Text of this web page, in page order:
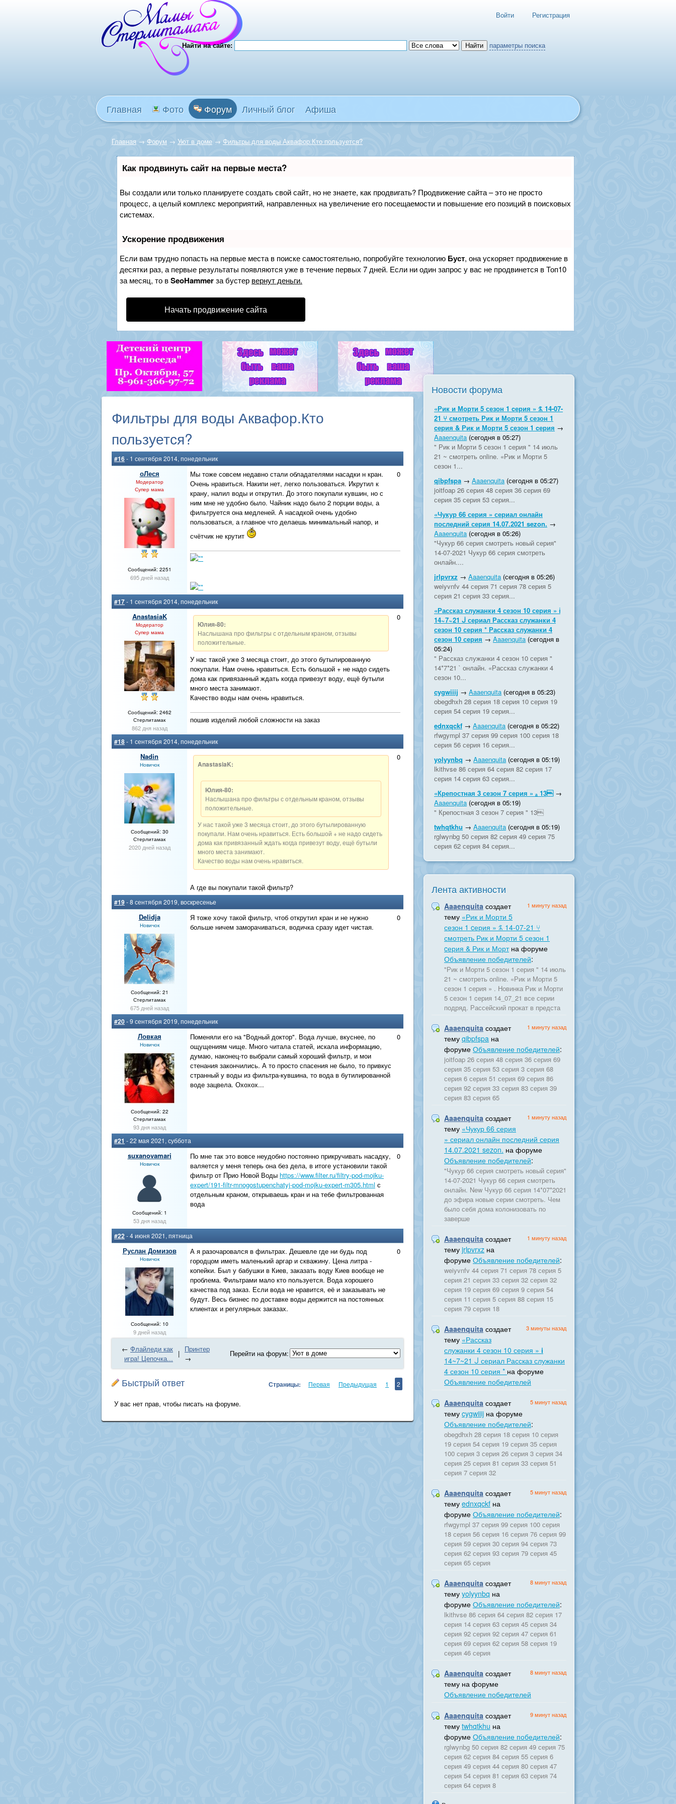
Войти Регистрация
Найти на сайте: параметры поиска
Главная Фото Форум Личный блог Афиша
Главная → Форум → Уют в доме → Фильтры для воды Аквафор.Кто пользуется?
Как продвинуть сайт на первые места?
Вы создали или только планируете создать свой сайт, но не знаете, как продвигать? Продвижение сайта – это не просто
процесс, а целый комплекс мероприятий, направленных на увеличение его посещаемости и повышение его позиций в поисковых
системах.
Ускорение продвижения
Если вам трудно попасть на первые места в поиске самостоятельно, попробуйте технологию Буст, она ускоряет продвижение в
десятки раз, а первые результаты появляются уже в течение первых 7 дней. Если ни один запрос у вас не продвинется в Топ10
за месяц, то вSeoHammerза бустер вернут деньги.
Начать продвижение сайта
Фильтры для воды Аквафор.Кто
пользуется?
#16- 1 сентября 2014, понедельник
оЛеся
Модератор
Супер мама
Сообщений: 2251
695 дней назад
0
Мы тоже совсем недавно стали обладателями насадки н кран.
Очень нравиться. Накипи нет, легко пользоваться. Икрутил к
крану, налил воды и открутил. До этого покупали кувшин, но с
ним мне не удобно было. Чайник надо было 2 порции воды, а
фильтруется она медленей. А насадкой очень удобно
пользоваться, а главное что делаешь минимальный напор, и
счётчик не крутит
#17- 1 сентября 2014, понедельник
AnastasiaK
Модератор
Супер мама
Сообщений: 2462
Стерлитамак
862 дня назад
0
Юлия-80:
Наслышана про фильтры с отдельным краном, отзывы
положительные.
У нас такой уже 3 месяца стоит, до этого бутылированную
покупали. Нам очень нравиться. Есть большой + не надо сидеть
дома как привязанный ждать когда привезут воду, ещё бутыли
много места занимают.
Качество воды нам очень нравиться.
пошив изделий любой сложности на заказ
#18- 1 сентября 2014, понедельник
Nadin
Новичок
Сообщений: 30
Стерлитамак
2020 дней назад
0
AnastasiaK:
Юлия-80:
Наслышана про фильтры с отдельным краном, отзывы
положительные.
У нас такой уже 3 месяца стоит, до этого бутылированную
покупали. Нам очень нравиться. Есть большой + не надо сидеть
дома как привязанный ждать когда привезут воду, ещё бутыли
много места занимают.
Качество воды нам очень нравиться.
А где вы покупали такой фильтр?
#19- 8 сентября 2019, воскресенье
Delidja
Новичок
Сообщений: 21
Стерлитамак
675 дней назад
0
Я тоже хочу такой фильтр, чтоб открутил кран и не нужно
больше ничем заморачиваться, водичка сразу идет чистая.
#20- 9 сентября 2019, понедельник
Ловкая
Новичок
Сообщений: 22
Стерлитамак
93 дня назад
0
Поменяли его на "Водный доктор". Вода лучше, вкуснее, по
ощущениям чище. Много читала статей, искала информацию,
думаю, наконец-то выбрали самый хороший фильтр, и мои
стенания закончились. А то просто спасения не было, то привкус
странный у воды из фильтра-кувшина, то вода в бутилированной
воде зацвела. Охохох...
#21 - 22 мая 2021, суббота
suxanovamari
Новичок
Сообщений: 1
53 дня назад
0
По мне так это вовсе неудобно постоянно прикручивать насадку,
валяется у меня теперь она без дела, в итоге установили такой
фильтр от Прио Новой Воды https://www.filter.ru/filtry-pod-mojku-
expert/191-filtr-mnogostupenchatyj-pod-mojku-expert-m305.html с
отдельным краном, открываешь кран и на тебе фильтрованная
вода
#22- 4 июня 2021, пятница
Руслан Домизов
Новичок
Сообщений: 10
9 дней назад
0
А я разочаровался в фильтрах. Дешевле где ни будь под
городцом иметь маленький аргар и скважину. Цена литра -
копейки. Был у бабушки в Киев, заказать воду Киев вообще не
проблема. Фильтрами мало кто пользуется. Вода хорошего
качества под заказ. Если вода не нравится, её и заказывать не
будут. Весь бизнес по доставке воды держится на постоянных
клиентах и регулярных заказах.
← Флайледи как
игра! Цепочка...
| Принтер
→
Перейти на форум:
Страницы: Первая Предыдущая 1 2
Быстрый ответ
У вас нет прав, чтобы писать на форуме.
Новости форума
«Рик и Морти 5 сезон 1 cерия » ꍍ 14-07-
21 ⑂ смотреть Рик и Морти 5 сезон 1
cерия & Рик и Морти 5 сезон 1 cерия →
Aaaenquita (сегодня в 05:27)
" Рик и Морти 5 сезон 1 cерия " 14 июль
21 ~ смотреть online. «Рик и Морти 5
сезон 1...
qibpfspa → Aaaenquita (сегодня в 05:27)
joitfoap 26 серия 48 серия 36 серия 69
серия 35 серия 53 серия...
«Чукур 66 серия » сериал онлайн
последний серия 14.07.2021 sezon. →
Aaaenquita (сегодня в 05:26)
"Чукур 66 серия смотреть новый серия"
14-07-2021 Чукур 66 серия смотреть
онлайн....
jrlpvrxz → Aaaenquita (сегодня в 05:26)
weiyvnfv 44 серия 71 серия 78 серия 5
серия 21 серия 33 серия...
«Рассказ служанки 4 сезон 10 серия » ℹ
14~7~21 ᒎ сериал Рассказ служанки 4
сезон 10 серия * Рассказ служанки 4
сезон 10 серия → Aaaenquita (сегодня в
05:24)
" Рассказ служанки 4 сезон 10 серия "
14*7*21 ` онлайн. «Рассказ служанки 4
сезон 10...
cygwiiij → Aaaenquita (сегодня в 05:23)
obegdhxh 28 серия 18 серия 10 серия 19
серия 54 серия 19 серия...
ednxqckf → Aaaenquita (сегодня в 05:22)
rfwgympl 37 серия 99 серия 100 серия 18
серия 56 серия 16 серия...
yolyynbq → Aaaenquita (сегодня в 05:19)
lkithvse 86 серия 64 серия 82 серия 17
серия 14 серия 63 серия...
«Крепостная 3 сезон 7 серия » ₐ 13 →
Aaaenquita (сегодня в 05:19)
" Крепостная 3 сезон 7 серия " 13
twhqtkhu → Aaaenquita (сегодня в 05:19)
rglwynbg 50 серия 82 серия 49 серия 75
серия 62 серия 84 серия...
Лента активности
1 минуту назад
Aaaenquita создает
тему «Рик и Морти 5
сезон 1 cерия » ꍍ 14-07-21 ⑂
смотреть Рик и Морти 5 сезон 1
cерия & Рик и Мортна форуме
Объявление победителей:
"Рик и Морти 5 сезон 1 cерия " 14 июль
21 ~ смотреть online. «Рик и Морти 5
сезон 1 cерия » . Новинка Рик и Морти
5 сезон 1 cерия 14_07_21 все серии
подряд. Рассейский прокат в предста
1 минуту назад
Aaaenquita создает
тему qibpfspa на
форуме Объявление победителей:
joitfoap 26 серия 48 серия 36 серия 69
серия 35 серия 53 серия 3 серия 68
серия 6 серия 51 серия 69 серия 86
серия 92 серия 33 серия 83 серия 39
серия 83 серия 65
1 минуту назад
Aaaenquita создает
тему «Чукур 66 серия
» сериал онлайн последний серия
14.07.2021 sezon. на форуме
Объявление победителей:
"Чукур 66 серия смотреть новый серия"
14-07-2021 Чукур 66 серия смотреть
онлайн. New Чукур 66 серия 14*07*2021
до эфира новые серии смотреть. Чем
было себя дома колонизовать по
заверше
1 минуту назад
Aaaenquita создает
тему jrlpvrxz на
форуме Объявление победителей:
weiyvnfv 44 серия 71 серия 78 серия 5
серия 21 серия 33 серия 32 серия 32
серия 19 серия 69 серия 9 серия 54
серия 11 серия 5 серия 88 серия 15
серия 79 серия 18
3 минуты назад
Aaaenquita создает
тему «Рассказ
служанки 4 сезон 10 серия » ℹ
14~7~21 ᒎ сериал Рассказ служанки
4 сезон 10 серия * на форуме
Объявление победителей
5 минут назад
Aaaenquita создает
тему cygwiiij на форуме
Объявление победителей:
obegdhxh 28 серия 18 серия 10 серия
19 серия 54 серия 19 серия 35 серия
100 серия 3 серия 26 серия 3 серия 34
серия 25 серия 81 серия 33 серия 51
серия 7 серия 32
5 минут назад
Aaaenquita создает
тему ednxqckf на
форуме Объявление победителей:
rfwgympl 37 серия 99 серия 100 серия
18 серия 56 серия 16 серия 76 серия 99
серия 59 серия 30 серия 94 серия 73
серия 62 серия 93 серия 79 серия 45
серия 65 серия
8 минут назад
Aaaenquita создает
тему yolyynbq на
форуме Объявление победителей:
lkithvse 86 серия 64 серия 82 серия 17
серия 14 серия 63 серия 45 серия 34
серия 92 серия 92 серия 47 серия 61
серия 69 серия 62 серия 58 серия 19
серия 46 серия
8 минут назад
Aaaenquita создает
тему на форуме
Объявление победителей
9 минут назад
Aaaenquita создает
тему twhqtkhu на
форуме Объявление победителей:
rglwynbg 50 серия 82 серия 49 серия 75
серия 62 серия 84 серия 55 серия 6
серия 49 серия 44 серия 80 серия 47
серия 54 серия 81 серия 63 серия 74
серия 64 серия 8